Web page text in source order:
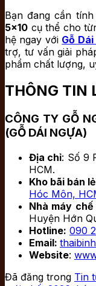
Bạn đang cần
5×10 cụ thể cho
hệ ngay với Gỗ
trợ, tư vấn giải
phẩm chất lượng,
THÔNG TIN
CÔNG TY GỖ
(GỖ DÁI NGỰA)
Địa chỉ: Số 9
HCM.
Kho bãi bán
Hóc Môn,
Nhà máy chế
Huyện Hớn
Hotline: 090
Email:
Website:
Đã đăng trong Tin